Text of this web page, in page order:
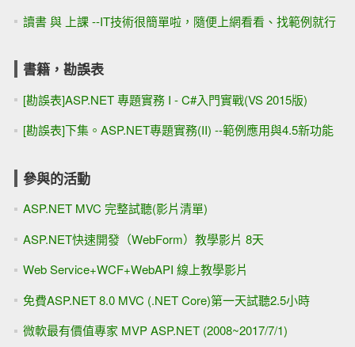
讀書 與 上課 --IT技術很簡單啦，隨便上網看看、找範例就行
書籍，勘誤表
[勘誤表]ASP.NET 專題實務 I - C#入門實戰(VS 2015版)
[勘誤表]下集。ASP.NET專題實務(II) --範例應用與4.5新功能
參與的活動
ASP.NET MVC 完整試聽(影片清單)
ASP.NET快速開發（WebForm）教學影片 8天
Web Service+WCF+WebAPI 線上教學影片
免費ASP.NET 8.0 MVC (.NET Core)第一天試聽2.5小時
微軟最有價值專家 MVP ASP.NET (2008~2017/7/1)